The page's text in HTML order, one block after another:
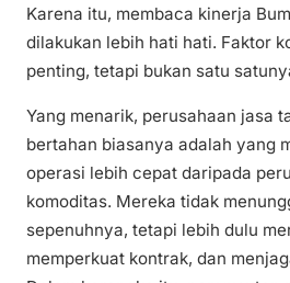
Karena itu, membaca kinerja
dilakukan lebih hati hati. Faktor
penting, tetapi bukan satu
Yang menarik, perusahaan jasa
bertahan biasanya adalah yang
operasi lebih cepat daripada
komoditas. Mereka tidak
sepenuhnya, tetapi lebih dulu
memperkuat kontrak, dan